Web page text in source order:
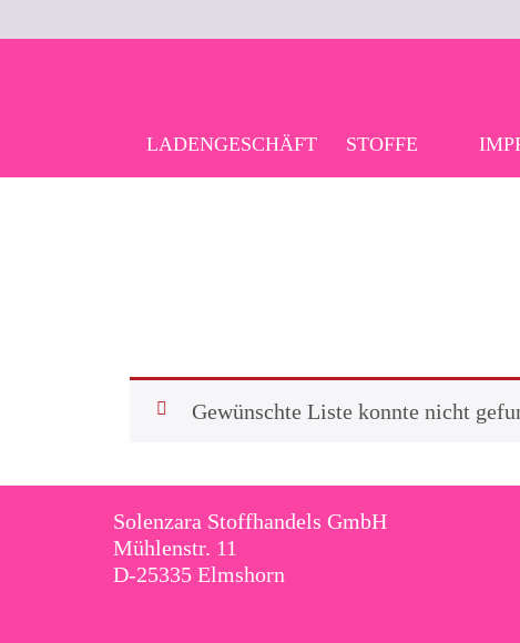
LADENGESCHÄFT STOFFE
Gewünschte Liste konnte nicht
Solenzara Stoffhandels GmbH
Mühlenstr. 11
D-25335 Elmshorn